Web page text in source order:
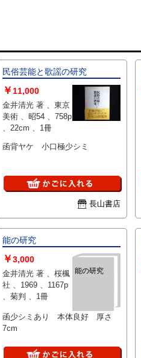
民俗芸能と歌謡の研究
￥11,000
金井清光 著 、東京
美術 、昭54 、758p
、22cm 、1冊
函背ヤケ 小口極少シミ
長山書店
能の研究
能の研究
￥3,000
金井清光 著 、桜楓
社 、1969 、1167p
、菊判 、1冊
函少シミあり 本体良好 厚さ
7cm